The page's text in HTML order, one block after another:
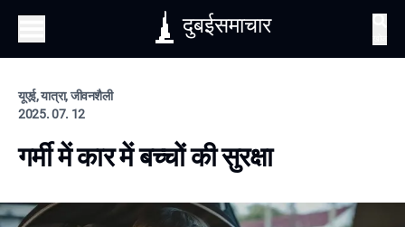
दुबईसमाचार
यूएई, यात्रा, जीवनशैली
2025. 07. 12
गर्मी में कार में बच्चों की सुरक्षा